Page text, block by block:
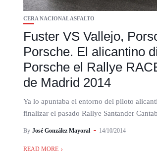
CERA NACIONAL ASFALTO
Fuster VS Vallejo,
Porsche. El alicantino
Porsche el Rallye
de Madrid 2014
Ya lo apuntaba el entorno del piloto
finalizar el pasado Rallye Santander
By José González Mayoral 14/10/2014
READ MORE